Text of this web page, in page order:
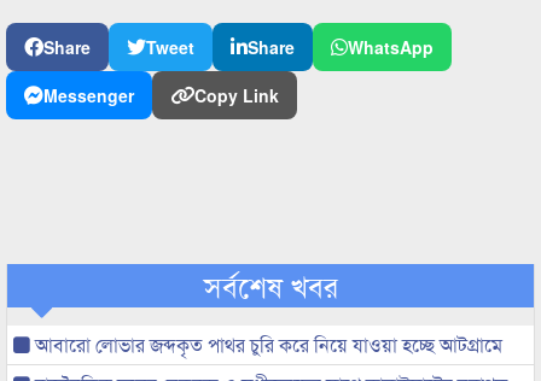
Share Tweet Share
WhatsApp
Messenger
Copy Link
সর্বশেষ খবর
আবারো লোভার জব্দকৃত পাথর চুরি করে নিয়ে যাওয়া হচ্ছে আটগ্রামে